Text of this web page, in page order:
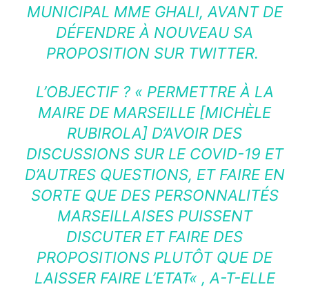
MUNICIPAL MME GHALI, AVANT DE
DÉFENDRE À NOUVEAU SA
PROPOSITION SUR TWITTER.
L’OBJECTIF ? « PERMETTRE À LA
MAIRE DE MARSEILLE [MICHÈLE
RUBIROLA] D’AVOIR DES
DISCUSSIONS SUR LE COVID-19 ET
D’AUTRES QUESTIONS, ET FAIRE EN
SORTE QUE DES PERSONNALITÉS
MARSEILLAISES PUISSENT
DISCUTER ET FAIRE DES
PROPOSITIONS PLUTÔT QUE DE
LAISSER FAIRE L’ETAT« , A-T-ELLE